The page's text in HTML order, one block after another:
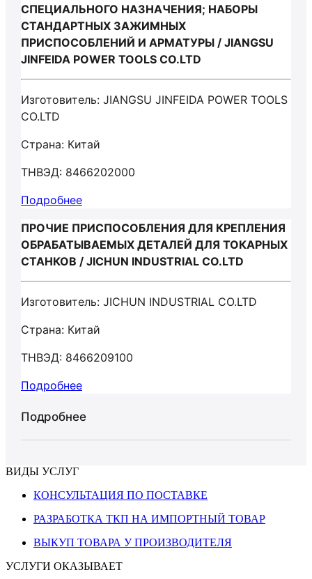
СПЕЦИАЛЬНОГО НАЗНАЧЕНИЯ; НАБОРЫ
СТАНДАРТНЫХ ЗАЖИМНЫХ
ПРИСПОСОБЛЕНИЙ И АРМАТУРЫ / JIANGSU
JINFEIDA POWER TOOLS CO.LTD
Изготовитель: JIANGSU JINFEIDA POWER TOOLS
CO.LTD
Страна: Китай
ТНВЭД: 8466202000
Подробнее
ПРОЧИЕ ПРИСПОСОБЛЕНИЯ ДЛЯ КРЕПЛЕНИЯ
ОБРАБАТЫВАЕМЫХ ДЕТАЛЕЙ ДЛЯ ТОКАРНЫХ
СТАНКОВ / JICHUN INDUSTRIAL CO.LTD
Изготовитель: JICHUN INDUSTRIAL CO.LTD
Страна: Китай
ТНВЭД: 8466209100
Подробнее
Подробнее
ВИДЫ УСЛУГ
КОНСУЛЬТАЦИЯ ПО ПОСТАВКЕ
РАЗРАБОТКА ТКП НА ИМПОРТНЫЙ ТОВАР
ВЫКУП ТОВАРА У ПРОИЗВОДИТЕЛЯ
УСЛУГИ ОКАЗЫВАЕТ